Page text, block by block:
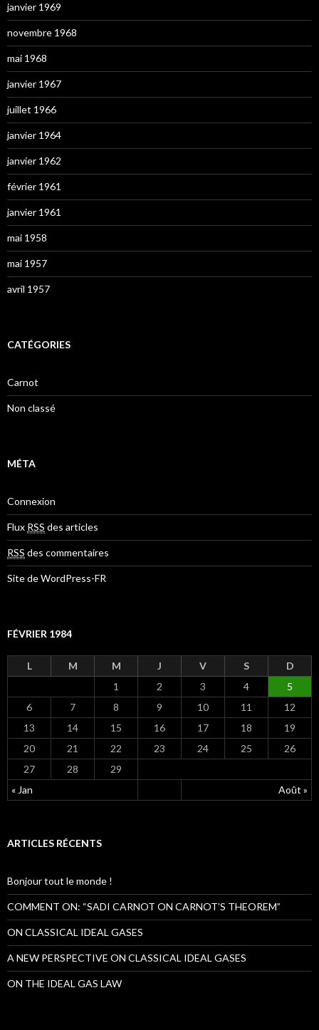
janvier 1969
novembre 1968
mai 1968
janvier 1967
juillet 1966
janvier 1964
janvier 1962
février 1961
janvier 1961
mai 1958
mai 1957
avril 1957
CATÉGORIES
Carnot
Non classé
MÉTA
Connexion
Flux RSS des articles
RSS des commentaires
Site de WordPress-FR
FÉVRIER 1984
L M M J V S D
« Jan Août »
1 2 3 4
5
6
7 8 9 10 11
12
13
14 15 16 17 18
19
20
21 22 23 24 25
26
27
28 29
ARTICLES RÉCENTS
Bonjour tout le monde !
COMMENT ON: “SADI CARNOT ON CARNOT’S THEOREM”
ON CLASSICAL IDEAL GASES
A NEW PERSPECTIVE ON CLASSICAL IDEAL GASES
ON THE IDEAL GAS LAW